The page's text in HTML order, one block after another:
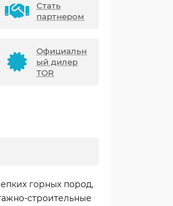
Стать
партнером
Официальн
ый дилер
TOR
горных пород,
строительные